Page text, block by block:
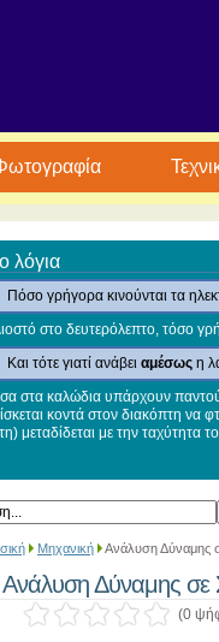
λόγια
Πόσο γρήγορα κινούνται τα
στο δευτερόλεπτο, τόσο
Και τότε γιατί ανάβει αμέσως η
στα καλώδια υπάρχουν
κοντά στον διακόπτη να
μεταδίδεται με την ταχύτητα
Μηχανική Ανάλυση Δύναμης
Ανάλυση Δύναμης σε
(0